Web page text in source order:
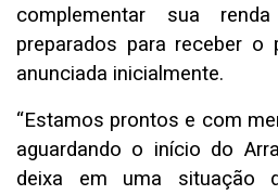
complementar sua
preparados para receber o
anunciada inicialmente.
“Estamos prontos e com
aguardando o início do
deixa em uma situação